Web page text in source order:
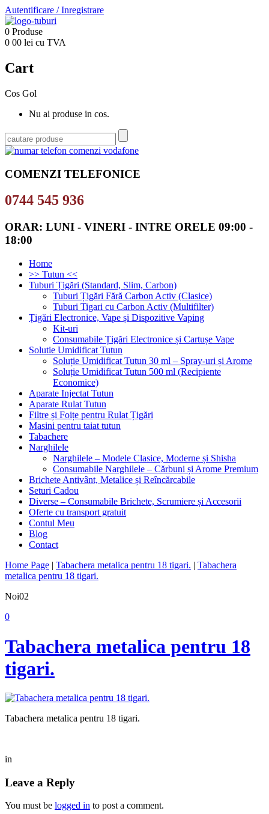
Autentificare /Inregistrare
0 Produse
0 00 lei cu TVA
Cart
Cos Gol
Nu ai produse in cos.
COMENZI TELEFONICE
0744 545 936
ORAR: LUNI - VINERI - INTRE ORELE 09:00 -
18:00
Home
>> Tutun <<
Tuburi Țigări (Standard, Slim, Carbon)
Tuburi Țigări Fără Carbon Activ (Clasice)
Tuburi Tigari cu Carbon Activ (Multifilter)
Țigări Electronice, Vape și Dispozitive Vaping
Kit-uri
Consumabile Țigări Electronice și Cartușe Vape
Solutie Umidificat Tutun
Soluție Umidificat Tutun 30 ml – Spray-uri și Arome
Soluție Umidificat Tutun 500 ml (Recipiente
Economice)
Aparate Injectat Tutun
Aparate Rulat Tutun
Filtre și Foițe pentru Rulat Țigări
Masini pentru taiat tutun
Tabachere
Narghilele
Narghilele – Modele Clasice, Moderne și Shisha
Consumabile Narghilele – Cărbuni și Arome Premium
Brichete Antivânt, Metalice și Reîncărcabile
Seturi Cadou
Diverse – Consumabile Brichete, Scrumiere și Accesorii
Oferte cu transport gratuit
Contul Meu
Blog
Contact
Home Page | Tabachera metalica pentru 18 tigari. | Tabachera
metalica pentru 18 tigari.
Noi02
0
Tabachera metalica pentru 18
tigari.
Tabachera metalica pentru 18 tigari.
in
Leave a Reply
You must be logged in to post a comment.